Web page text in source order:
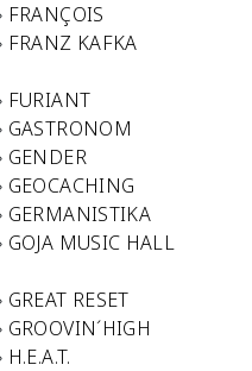
FRANÇOIS
FRANZ KAFKA
FURIANT
GASTRONOM
GENDER
GEOCACHING
GERMANISTIKA
GOJA MUSIC HALL
GREAT RESET
GROOVIN´HIGH
H.E.A.T.